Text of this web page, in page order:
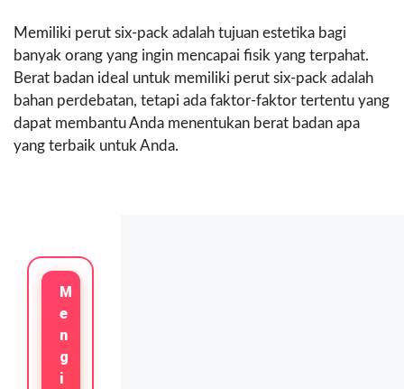
Memiliki perut six-pack adalah tujuan estetika bagi
banyak orang yang ingin mencapai fisik yang terpahat.
Berat badan ideal untuk memiliki perut six-pack adalah
bahan perdebatan, tetapi ada faktor-faktor tertentu yang
dapat membantu Anda menentukan berat badan apa
yang terbaik untuk Anda.
M
E
N
G
I